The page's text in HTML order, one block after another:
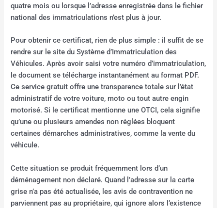
quatre mois ou lorsque l’adresse enregistrée dans le fichier
national des immatriculations n’est plus à jour.
Pour obtenir ce certificat, rien de plus simple : il suffit de se
rendre sur le site du Système d’Immatriculation des
Véhicules. Après avoir saisi votre numéro d’immatriculation,
le document se télécharge instantanément au format PDF.
Ce service gratuit offre une transparence totale sur l’état
administratif de votre voiture, moto ou tout autre engin
motorisé. Si le certificat mentionne une OTCI, cela signifie
qu’une ou plusieurs amendes non réglées bloquent
certaines démarches administratives, comme la vente du
véhicule.
Cette situation se produit fréquemment lors d’un
déménagement non déclaré. Quand l’adresse sur la carte
grise n’a pas été actualisée, les avis de contravention ne
parviennent pas au propriétaire, qui ignore alors l’existence